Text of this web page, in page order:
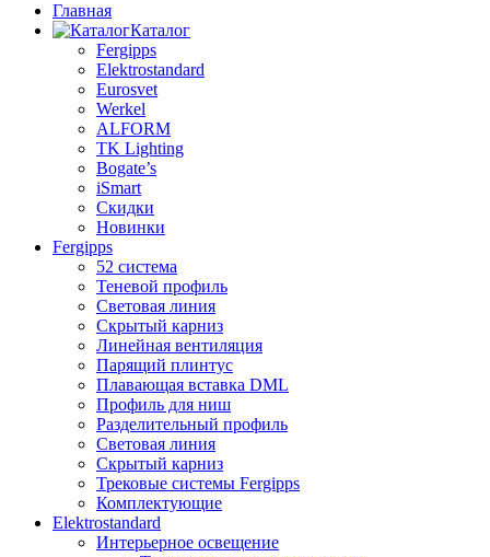
Главная
Каталог
Fergipps
Elektrostandard
Eurosvet
Werkel
ALFORM
TK Lighting
Bogate’s
iSmart
Скидки
Новинки
Fergipps
52 система
Теневой профиль
Световая линия
Скрытый карниз
Линейная вентиляция
Парящий плинтус
Плавающая вставка DML
Профиль для ниш
Разделительный профиль
Световая линия
Скрытый карниз
Трековые системы Fergipps
Комплектующие
Elektrostandard
Интерьерное освещение